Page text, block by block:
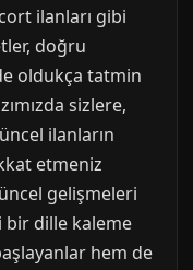
ilanları gibi
doğru
oldukça tatmin
sizlere,
ilanların
etmeniz
gelişmeleri
bir dille kaleme
hem de